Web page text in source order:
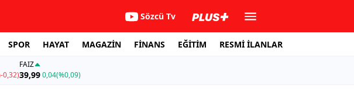
Sözcü Tv
SPOR HAYAT MAGAZİN FİNANS EĞİTİM RESMİ İLANLAR
0,32)
FAİZ
39,990,04(%0,09)